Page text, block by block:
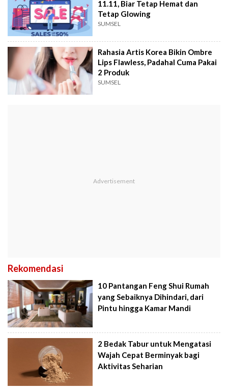
11.11, Biar Tetap Hemat dan
Tetap Glowing
SUMSEL
Rahasia Artis Korea Bikin Ombre
Lips Flawless, Padahal Cuma Pakai
2 Produk
SUMSEL
Rekomendasi
10 Pantangan Feng Shui Rumah
yang Sebaiknya Dihindari, dari
Pintu hingga Kamar Mandi
2 Bedak Tabur untuk Mengatasi
Wajah Cepat Berminyak bagi
Aktivitas Seharian